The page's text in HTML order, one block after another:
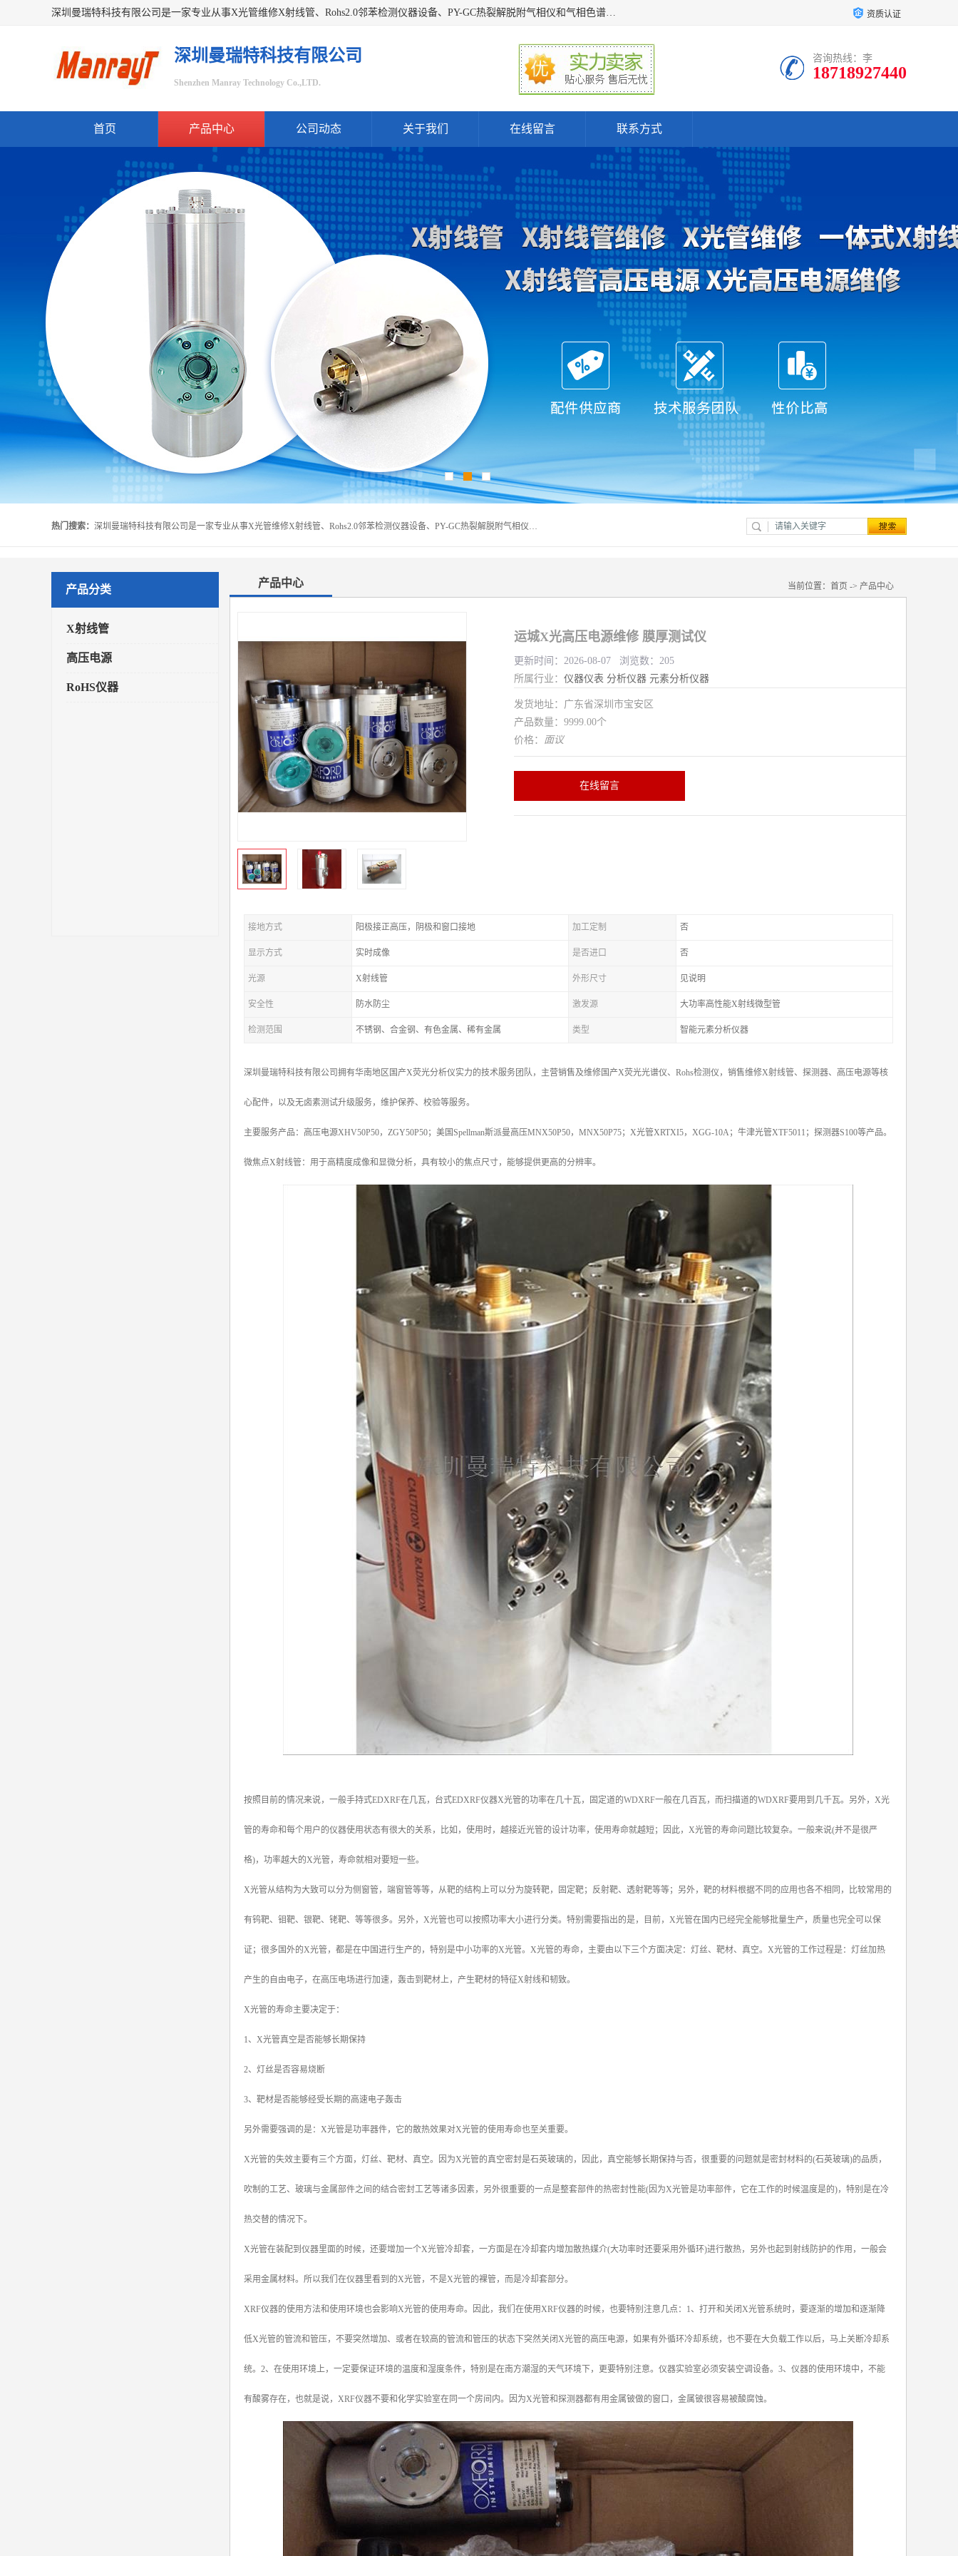
深圳曼瑞特科技有限公司是一家专业从事X光管维修X射线管、Rohs2.0邻苯检测仪器设备、PY-GC热裂解脱附气相仪和气相色谱光谱仪器、天瑞仪器探测器、高压电源等产品的维修出租的企业。本公司以客户至上为宗旨，以专注、专一、专业的精神为您提供安全、经济的技术服务。 资质认证
深圳曼瑞特科技有限公司
Shenzhen Manray Technology Co.,LTD.
咨询热线：李
18718927440
首页 产品中心 公司动态 关于我们 在线留言 联系方式
热门搜索： 深圳曼瑞特科技有限公司是一家专业从事X光管维修X射线管、Rohs2.0邻苯检测仪器设备、PY-GC热裂解脱附气相仪和气相色谱光谱仪器、天瑞仪器探测器、高压电源等产品的维修出租的企业。本公司以客户至上为宗旨，以专注、专一、专业的精神为您提供安全、经济的技术服务。
产品分类
X射线管
高压电源
RoHS仪器
产品中心 当前位置： 首页 -> 产品中心
运城X光高压电源维修 膜厚测试仪
更新时间：2026-08-07 浏览数：205
所属行业： 仪器仪表 分析仪器 元素分析仪器
发货地址：广东省深圳市宝安区
产品数量：9999.00个
价格： 面议
在线留言
接地方式 阳极接正高压，阴极和窗口接地 加工定制 否
显示方式 实时成像 是否进口 否
光源 X射线管 外形尺寸 见说明
安全性 防水防尘 激发源 大功率高性能X射线微型管
检测范围 不锈钢、合金钢、有色金属、稀有金属 类型 智能元素分析仪器
深圳曼瑞特科技有限公司拥有华南地区国产X荧光分析仪实力的技术服务团队，主营销售及维修国产X荧光光谱仪、Rohs检测仪，销售维修X射线管、探测器、高压电源等核
心配件，以及无卤素测试升级服务，维护保养、校验等服务。
主要服务产品：高压电源XHV50P50，ZGY50P50；美国Spellman斯派曼高压MNX50P50，MNX50P75；X光管XRTXI5，XGG-10A；牛津光管XTF5011；探测器S100等产品。
微焦点X射线管：用于高精度成像和显微分析，具有较小的焦点尺寸，能够提供更高的分辨率。
按照目前的情况来说，一般手持式EDXRF在几瓦，台式EDXRF仪器X光管的功率在几十瓦，固定道的WDXRF一般在几百瓦，而扫描道的WDXRF要用到几千瓦。另外，X光
管的寿命和每个用户的仪器使用状态有很大的关系，比如，使用时，越接近光管的设计功率，使用寿命就越短；因此，X光管的寿命问题比较复杂。一般来说(并不是很严
格)，功率越大的X光管，寿命就相对要短一些。
X光管从结构为大致可以分为侧窗管，端窗管等等，从靶的结构上可以分为旋转靶，固定靶；反射靶、透射靶等等；另外，靶的材料根据不同的应用也各不相同，比较常用的
有钨靶、钼靶、银靶、铑靶、等等很多。另外，X光管也可以按照功率大小进行分类。特别需要指出的是，目前，X光管在国内已经完全能够批量生产，质量也完全可以保
证；很多国外的X光管，都是在中国进行生产的，特别是中小功率的X光管。X光管的寿命，主要由以下三个方面决定：灯丝、靶材、真空。X光管的工作过程是：灯丝加热
产生的自由电子，在高压电场进行加速，轰击到靶材上，产生靶材的特征X射线和韧致。
X光管的寿命主要决定于：
1、X光管真空是否能够长期保持
2、灯丝是否容易烧断
3、靶材是否能够经受长期的高速电子轰击
另外需要强调的是：X光管是功率器件，它的散热效果对X光管的使用寿命也至关重要。
X光管的失效主要有三个方面，灯丝、靶材、真空。因为X光管的真空密封是石英玻璃的，因此，真空能够长期保持与否，很重要的问题就是密封材料的(石英玻璃)的品质，
吹制的工艺、玻璃与金属部件之间的结合密封工艺等诸多因素，另外很重要的一点是整套部件的热密封性能(因为X光管是功率部件，它在工作的时候温度是的)，特别是在冷
热交替的情况下。
X光管在装配到仪器里面的时候，还要增加一个X光管冷却套，一方面是在冷却套内增加散热媒介(大功率时还要采用外循环)进行散热，另外也起到射线防护的作用，一般会
采用金属材料。所以我们在仪器里看到的X光管，不是X光管的裸管，而是冷却套部分。
XRF仪器的使用方法和使用环境也会影响X光管的使用寿命。因此，我们在使用XRF仪器的时候，也要特别注意几点：1、打开和关闭X光管系统时，要逐渐的增加和逐渐降
低X光管的管流和管压，不要突然增加、或者在较高的管流和管压的状态下突然关闭X光管的高压电源，如果有外循环冷却系统，也不要在大负载工作以后，马上关断冷却系
统。2、在使用环境上，一定要保证环境的温度和湿度条件，特别是在南方潮湿的天气环境下，更要特别注意。仪器实验室必须安装空调设备。3、仪器的使用环境中，不能
有酸雾存在，也就是说，XRF仪器不要和化学实验室在同一个房间内。因为X光管和探测器都有用金属铍做的窗口，金属铍很容易被酸腐蚀。